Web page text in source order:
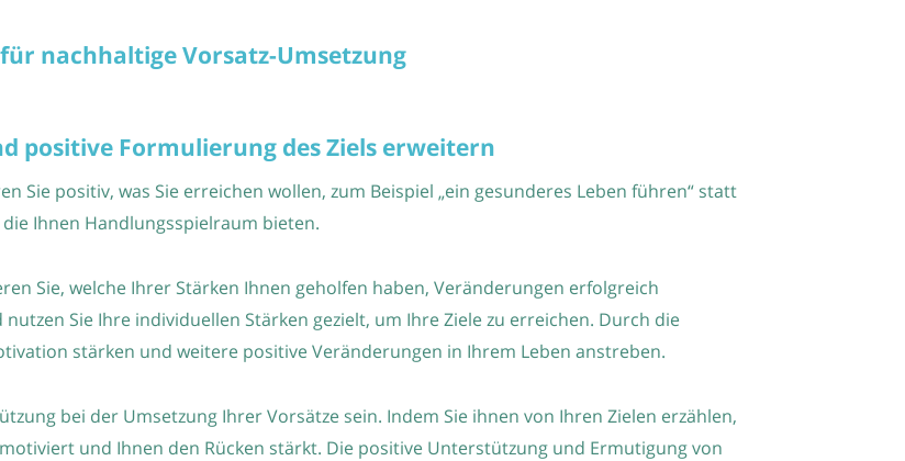
nachhaltige Vorsatz-Umsetzung
positive Formulierung des Ziels erweitern
Sie positiv, was Sie erreichen wollen, zum Beispiel „ein gesunderes Leben führen“ statt
Ihnen Handlungsspielraum bieten.
Sie, welche Ihrer Stärken Ihnen geholfen haben, Veränderungen erfolgreich
Sie Ihre individuellen Stärken gezielt, um Ihre Ziele zu erreichen. Durch die
stärken und weitere positive Veränderungen in Ihrem Leben anstreben.
bei der Umsetzung Ihrer Vorsätze sein. Indem Sie ihnen von Ihren Zielen erzählen,
und Ihnen den Rücken stärkt. Die positive Unterstützung und Ermutigung von